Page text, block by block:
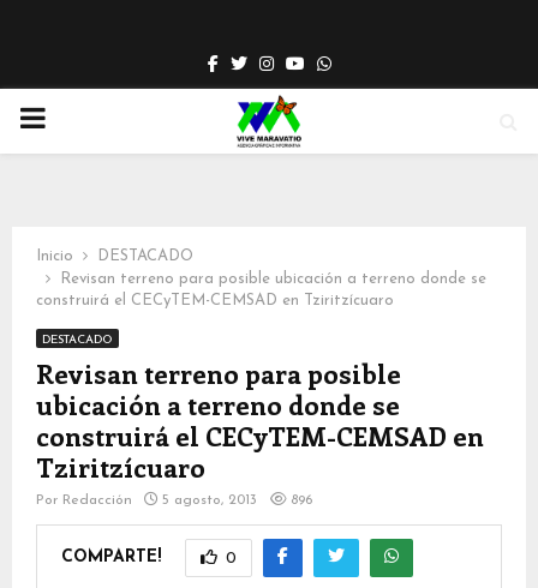
Facebook
TwitterInstagram
YoutubeWhatsapp
PRIMARY
Inicio
DESTACADO
Revisan terreno para posible ubicación a terreno donde se
construirá el CECyTEM-CEMSAD en Tziritzícuaro
DESTACADO
Revisan terreno para posible
ubicación a terreno donde se
construirá el CECyTEM-CEMSAD en
Tziritzícuaro
Por Redacción 5 agosto, 2013 896
COMPARTE! 0